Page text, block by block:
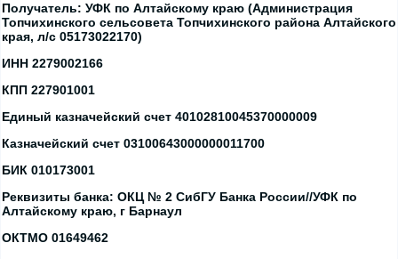
Получатель: УФК по Алтайскому краю (Администрация
Топчихинского сельсовета Топчихинского района Алтайского
края, л/с 05173022170)
ИНН 2279002166
КПП 227901001
Единый казначейский счет 40102810045370000009
Казначейский счет 03100643000000011700
БИК 010173001
Реквизиты банка: ОКЦ № 2 СибГУ Банка России//УФК по
Алтайскому краю, г Барнаул
ОКТМО 01649462